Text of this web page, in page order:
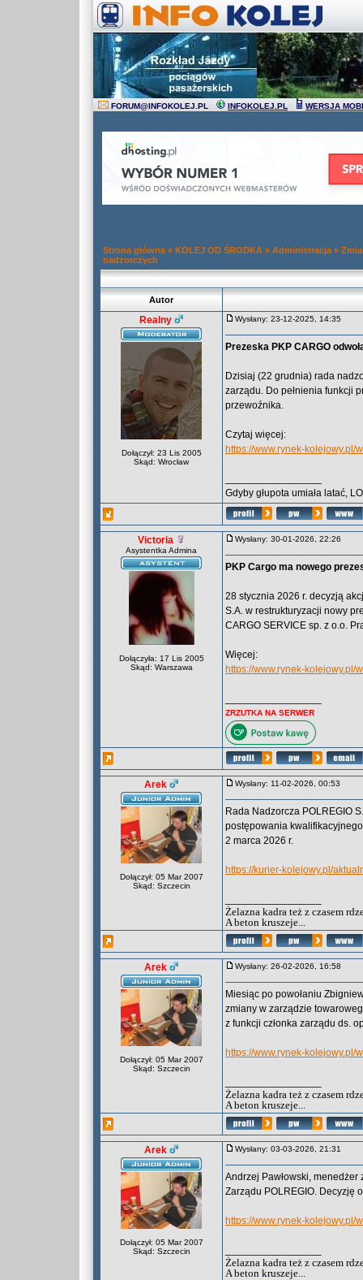
FORUM@INFOKOLEJ.PL INFOKOLEJ.PL WERSJA
Strona główna » KOLEJ OD ŚRODKA » Administracja »
nadzorczych
Autor
Realny
Dołączył: 23 Lis 2005
Skąd: Wrocław
Wysłany: 23-12-2025, 14:35
Prezeska PKP CARGO
Dzisiaj (22 grudnia) rada
zarządu. Do pełnienia funkcji
przewoźnika.
Czytaj więcej:
https://www.rynek-
Gdyby głupota umiała latać,
Victoria
Asystentka Admina
Dołączyła: 17 Lis 2005
Skąd: Warszawa
Wysłany: 30-01-2026, 22:26
PKP Cargo ma nowego
28 stycznia 2026 r. decyzją
S.A. w restrukturyzacji nowy
CARGO SERVICE sp. z o.o.
Więcej:
https://www.rynek-
ZRZUTKA NA SERWER
Arek
Dołączył: 05 Mar 2007
Skąd: Szczecin
Wysłany: 11-02-2026, 00:53
Rada Nadzorcza POLREGIO
postępowania
2 marca 2026 r.
https://kurier-kolejowy.pl/
Żelazna kadra też z czasem
A beton kruszeje...
Arek
Dołączył: 05 Mar 2007
Skąd: Szczecin
Wysłany: 26-02-2026, 16:58
Miesiąc po powołaniu
zmiany w zarządzie
z funkcji członka zarządu ds.
https://www.rynek-
Żelazna kadra też z czasem
A beton kruszeje...
Arek
Dołączył: 05 Mar 2007
Skąd: Szczecin
Wysłany: 03-03-2026, 21:31
Andrzej Pawłowski,
Zarządu POLREGIO. Decyzję
https://www.rynek-
Żelazna kadra też z czasem
A beton kruszeje...